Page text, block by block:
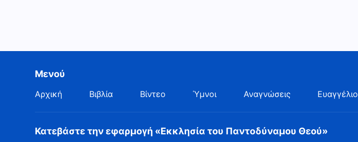
Μενού
Αρχική Βιβλία Βίντεο Ύμνοι Αναγνώσεις Ευαγγέλιο
Κατεβάστε την εφαρμογή «Εκκλησία του Παντοδύναμου Θεού»